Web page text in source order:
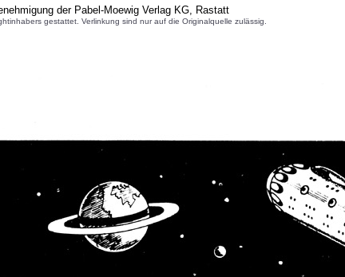
der Pabel-Moewig Verlag KG, Rastatt
gestattet. Verlinkung sind nur auf die Originalquelle zulässig.